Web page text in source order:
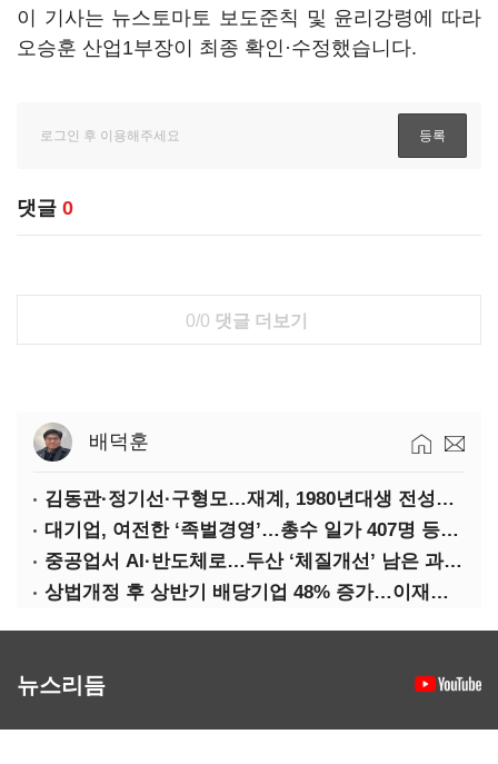
이 기사는 뉴스토마토 보도준칙 및 윤리강령에 따라
오승훈 산업1부장이 최종 확인·수정했습니다.
댓글 0
0/0 댓글 더보기
배덕훈
김동관·정기선·구형모…재계, 1980년대생 전성시대
대기업, 여전한 ‘족벌경영’…총수 일가 407명 등기임원
중공업서 AI·반도체로…두산 ‘체질개선’ 남은 과제는
상법개정 후 상반기 배당기업 48% 증가…이재용 배당액 728억 1위
뉴스리듬